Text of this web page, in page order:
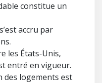
constitue un
accru par
les États-Unis,
entré en vigueur.
des logements est